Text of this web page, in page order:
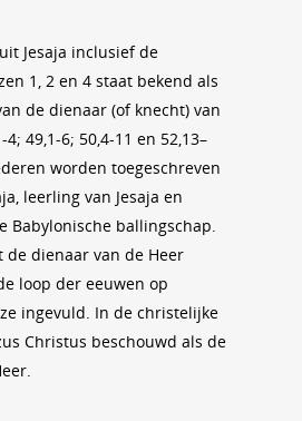
Jesaja inclusief de
1, 2 en 4 staat bekend als
de dienaar (of knecht) van
4; 49,1-6; 50,4-11 en 52,13–
worden toegeschreven
leerling van Jesaja en
Babylonische ballingschap.
de dienaar van de Heer
loop der eeuwen op
ingevuld. In de christelijke
Christus beschouwd als de